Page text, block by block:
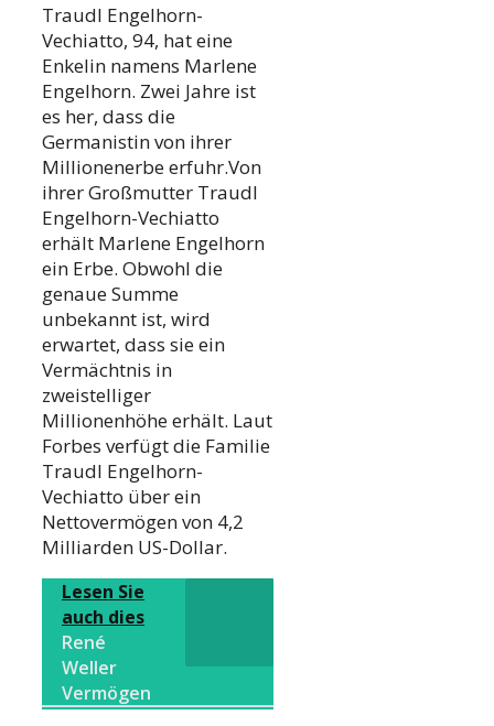
Traudl Engelhorn-
Vechiatto, 94, hat eine
Enkelin namens Marlene
Engelhorn. Zwei Jahre ist
es her, dass die
Germanistin von ihrer
Millionenerbe erfuhr.Von
ihrer Großmutter Traudl
Engelhorn-Vechiatto
erhält Marlene Engelhorn
ein Erbe. Obwohl die
genaue Summe
unbekannt ist, wird
erwartet, dass sie ein
Vermächtnis in
zweistelliger
Millionenhöhe erhält. Laut
Forbes verfügt die Familie
Traudl Engelhorn-
Vechiatto über ein
Nettovermögen von 4,2
Milliarden US-Dollar.
Lesen Sie
auch dies
René
Weller
Vermögen